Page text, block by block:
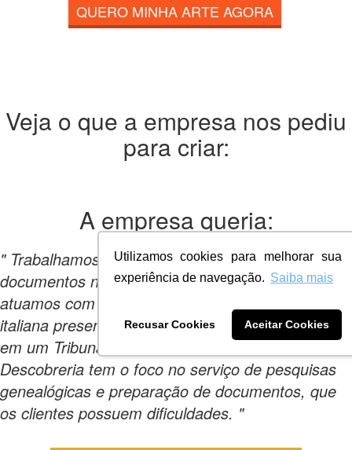
Utilizamos cookies para melhorar sua
experiência de navegação. Saiba mais
Recusar Cookies Aceitar Cookies
QUERO MINHA ARTE AGORA
Veja o que a empresa nos pediu
para criar:
A empresa queria:
" Trabalhamos com preparação e pesquisa de
documentos no Brasil e na Itália, sendo que
atuamos com o reconhecimento da cidadania
italiana presencialmente na Itália e pela via judicial
em um Tribunal da Itália. Mas o nome da
Descobreria tem o foco no serviço de pesquisas
genealógicas e preparação de documentos, que
os clientes possuem dificuldades. "